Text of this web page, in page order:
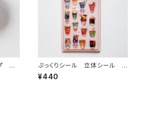
シ
ぷっくりシール 立体シール ク
リームソーダ ドリンク
¥440